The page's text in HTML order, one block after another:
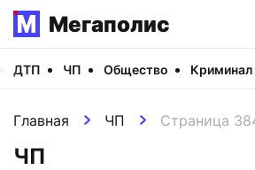
Мегаполис
ДТП ЧП Общество Криминал
Главная ЧП Страница
ЧП